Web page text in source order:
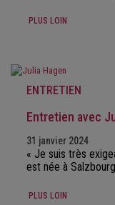
PLUS LOIN
ENTRETIEN
Entretien avec
31 janvier 2024
« Je suis très
est née à
PLUS LOIN